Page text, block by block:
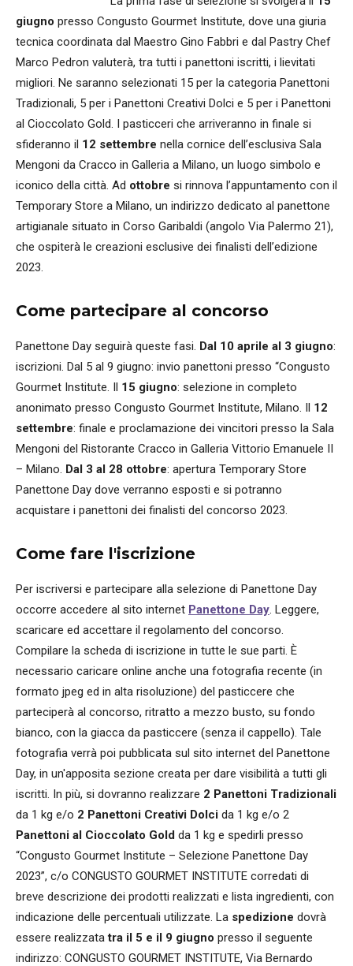
giugno presso Congusto Gourmet Institute, dove una giuria
tecnica coordinata dal Maestro Gino Fabbri e dal Pastry Chef
Marco Pedron valuterà, tra tutti i panettoni iscritti, i lievitati
migliori. Ne saranno selezionati 15 per la categoria Panettoni
Tradizionali, 5 per i Panettoni Creativi Dolci e 5 per i Panettoni
al Cioccolato Gold. I pasticceri che arriveranno in finale si
sfideranno il 12 settembre nella cornice dell’esclusiva Sala
Mengoni da Cracco in Galleria a Milano, un luogo simbolo e
iconico della città. Ad ottobre si rinnova l’appuntamento con il
Temporary Store a Milano, un indirizzo dedicato al panettone
artigianale situato in Corso Garibaldi (angolo Via Palermo 21),
che ospiterà le creazioni esclusive dei finalisti dell’edizione
2023.
Come partecipare al concorso
Panettone Day seguirà queste fasi. Dal 10 aprile al 3 giugno:
iscrizioni. Dal 5 al 9 giugno: invio panettoni presso “Congusto
Gourmet Institute. Il 15 giugno: selezione in completo
anonimato presso Congusto Gourmet Institute, Milano. Il 12
settembre: finale e proclamazione dei vincitori presso la Sala
Mengoni del Ristorante Cracco in Galleria Vittorio Emanuele II
– Milano. Dal 3 al 28 ottobre: apertura Temporary Store
Panettone Day dove verranno esposti e si potranno
acquistare i panettoni dei finalisti del concorso 2023.
Come fare l'iscrizione
Per iscriversi e partecipare alla selezione di Panettone Day
occorre accedere al sito internet Panettone Day . Leggere,
scaricare ed accettare il regolamento del concorso.
Compilare la scheda di iscrizione in tutte le sue parti. È
necessario caricare online anche una fotografia recente (in
formato jpeg ed in alta risoluzione) del pasticcere che
parteciperà al concorso, ritratto a mezzo busto, su fondo
bianco, con la giacca da pasticcere (senza il cappello). Tale
fotografia verrà poi pubblicata sul sito internet del Panettone
Day, in un'apposita sezione creata per dare visibilità a tutti gli
iscritti. In più, si dovranno realizzare 2 Panettoni Tradizionali
da 1 kg e/o 2 Panettoni Creativi Dolci da 1 kg e/o 2
Panettoni al Cioccolato Gold da 1 kg e spedirli presso
“Congusto Gourmet Institute – Selezione Panettone Day
2023”, c/o CONGUSTO GOURMET INSTITUTE corredati di
breve descrizione dei prodotti realizzati e lista ingredienti, con
indicazione delle percentuali utilizzate. La spedizione dovrà
essere realizzatatra il 5 e il 9 giugno presso il seguente
indirizzo: CONGUSTO GOURMET INSTITUTE, ​Via Bernardo